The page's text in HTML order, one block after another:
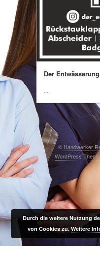
Der
...
© Handwerker
WordPress Theme
Durch die weitere Nutzung
von Cookies zu.Weitere